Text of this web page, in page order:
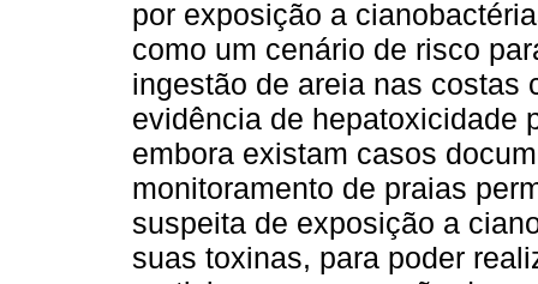
por exposição a
como um cenário de risco
ingestão de areia nas costas
evidência de hepatoxicidade
embora existam casos
monitoramento de praias
suspeita de exposição a
suas toxinas, para poder